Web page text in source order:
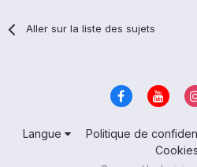
Aller sur la liste des sujets
Langue Politique de
Cookies